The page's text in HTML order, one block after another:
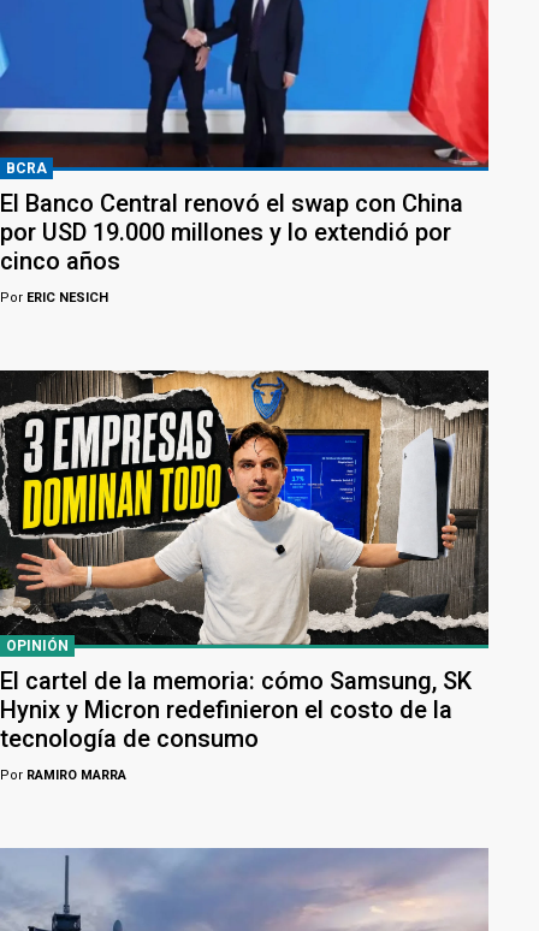
BCRA
El Banco Central renovó el swap con China
por USD 19.000 millones y lo extendió por
cinco años
Por ERIC NESICH
OPINIÓN
El cartel de la memoria: cómo Samsung, SK
Hynix y Micron redefinieron el costo de la
tecnología de consumo
Por RAMIRO MARRA